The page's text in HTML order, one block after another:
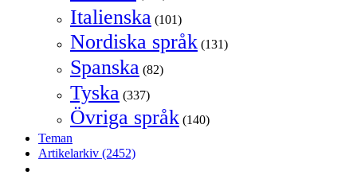
Italienska (101)
Nordiska språk (131)
Spanska (82)
Tyska (337)
Övriga språk (140)
Teman
Artikelarkiv (2452)